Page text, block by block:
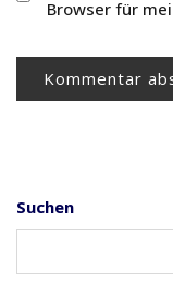
Browser für
Suchen